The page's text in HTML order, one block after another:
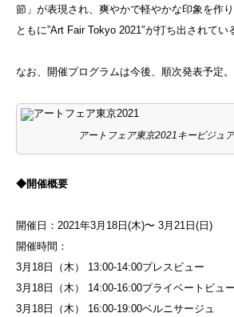
節」が表現され、爽やかで軽やかな印象を作
ともに”Art Fair Tokyo 2021″が打ち出されてい
なお、開催プログラムは今後、順次発表予定。
アートフェア東京2021キービジュ
◆開催概要
開催日：2021年3月18日(木)〜 3月21日(日)
開催時間：
3月18日（木） 13:00-14:00プレスビュー
3月18日（木） 14:00-16:00プライベートビュー
3月18日（木） 16:00-19:00ベルニサージュ